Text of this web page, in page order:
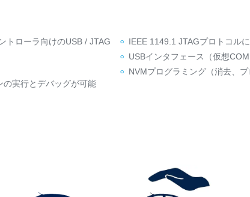
トローラ向けのUSB / JTAG
の実行とデバッグが可能
IEEE 1149.1 JTAGプロトコル
USBインタフェース（仮想
NVMプログラミング（消去、